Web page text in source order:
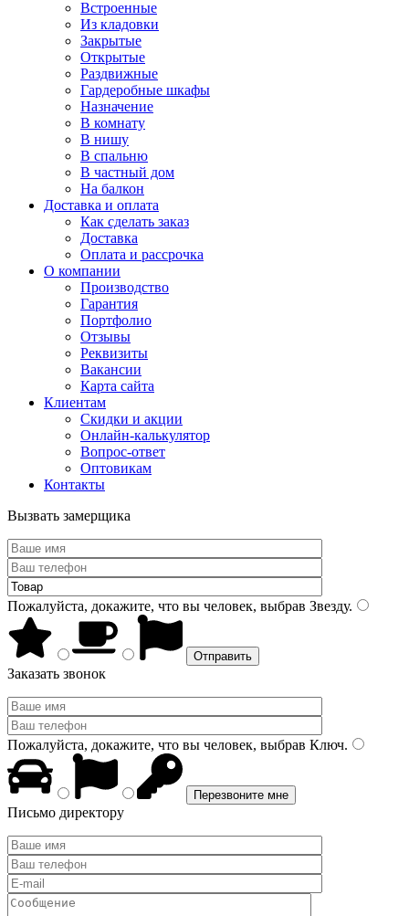
Встроенные
Из кладовки
Закрытые
Открытые
Раздвижные
Гардеробные шкафы
Назначение
В комнату
В нишу
В спальню
В частный дом
На балкон
Доставка и оплата
Как сделать заказ
Доставка
Оплата и рассрочка
О компании
Производство
Гарантия
Портфолио
Отзывы
Реквизиты
Вакансии
Карта сайта
Клиентам
Скидки и акции
Онлайн-калькулятор
Вопрос-ответ
Оптовикам
Контакты
Вызвать замерщика
Пожалуйста, докажите, что вы человек, выбрав Звезду.
Заказать звонок
Пожалуйста, докажите, что вы человек, выбрав Ключ.
Письмо директору